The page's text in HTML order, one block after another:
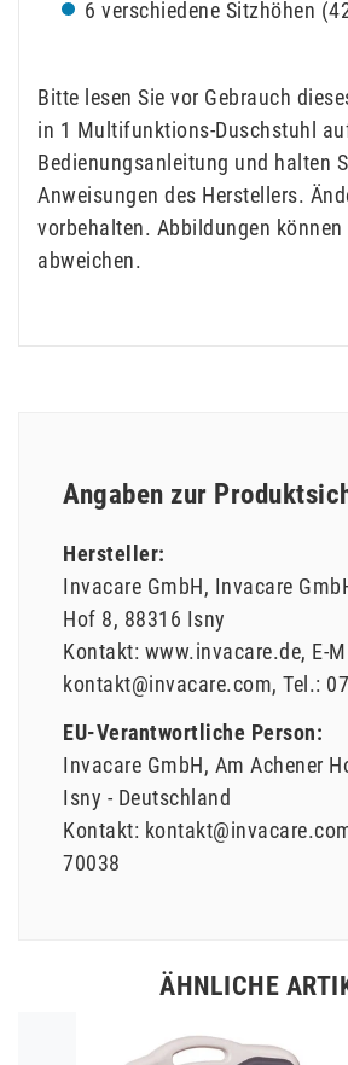
6 verschiedene Sitzhöhen
Bitte lesen Sie vor Gebrauch
in 1 Multifunktions-Duschstuhl
Bedienungsanleitung und halten
Anweisungen des Herstellers.
vorbehalten. Abbildungen können
abweichen.
Angaben zur
Hersteller:
Invacare GmbH Invacare
Hof 8 88316 Isny
Kontakt: www.invacare.de E-
kontakt@invacare.com Tel.:
EU-Verantwortliche Person:
Invacare GmbH Am Achener
Isny
Deutschland
Kontakt:
70038
ÄHNLICHE